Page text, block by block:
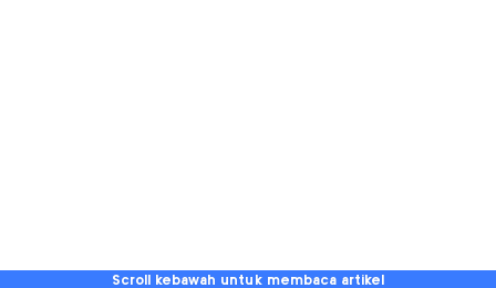
Scroll kebawah untuk membaca artikel